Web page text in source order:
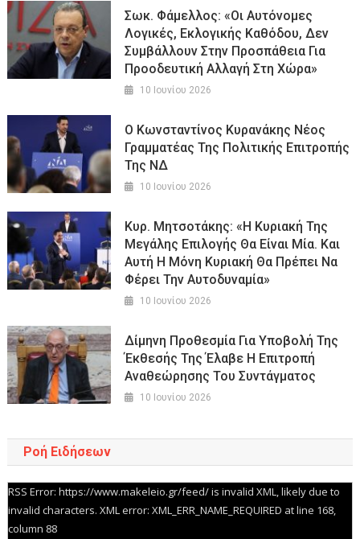
Σωκ. Φάμελλος: «Οι Αυτόνομες
Λογικές, Εκλογικής Καθόδου, Δεν
Συμβάλλουν Στην Προσπάθεια Για
Προοδευτική Αλλαγή Στη Χώρα»
10 Ιουνίου 2026
Ο Κωνσταντίνος Κυρανάκης Νέος
Γραμματέας Της Πολιτικής Επιτροπής
Της ΝΔ
10 Ιουνίου 2026
Κυρ. Μητσοτάκης: «Η Κυριακή Της
Μεγάλης Επιλογής Θα Είναι Μία. Και
Αυτή Η Μόνη Κυριακή Θα Πρέπει Να
Φέρει Την Αυτοδυναμία»
10 Ιουνίου 2026
Δίμηνη Προθεσμία Για Υποβολή Της
Έκθεσής Της Έλαβε Η Επιτροπή
Αναθεώρησης Του Συντάγματος
10 Ιουνίου 2026
Ροή Ειδήσεων
RSS Error: https://www.makeleio.gr/feed/ is invalid XML, likely due to
invalid characters. XML error: XML_ERR_NAME_REQUIRED at line 168,
column 88